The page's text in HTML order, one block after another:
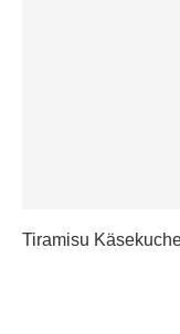
Tiramisu